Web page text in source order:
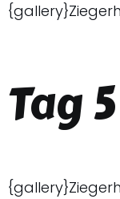
Tag 5